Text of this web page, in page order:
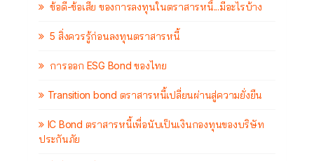
ข้อดี-ข้อเสีย ของการลงทุนในตราสารหนี้...มีอะไรบ้าง
5 สิ่งควรรู้ก่อนลงทุนตราสารหนี้
การออก ESG Bond ของไทย
Transition bond ตราสารหนี้เปลี่ยนผ่านสู่ความยั่งยืน
IC Bond ตราสารหนี้เพื่อนับเป็นเงินกองทุนของบริษัท
ประกันภัย